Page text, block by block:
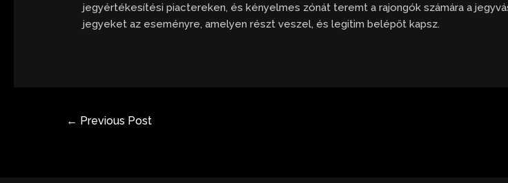
jegyértékesítési piactereken, és kényelmes zónát teremt a rajongók számára a
jegyeket az eseményre, amelyen részt veszel, és legitim belépőt kapsz.
← Previous Post